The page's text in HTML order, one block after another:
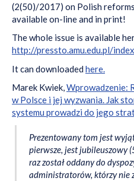
(2(50)/2017) on Polish
available on-line and in print!
The whole issue is available
http://pressto.amu.edu.pl/
It can downloaded here.
Marek Kwiek,Wprowadzenie:
w Polsce i jej wyzwania. Jak
systemu prowadzi do jego
Prezentowany tom jest
pierwsze, jest jubileuszowy
raz został oddany do
administratorów, którzy nie